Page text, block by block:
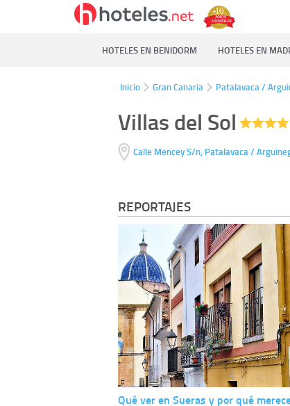
HOTELES EN BENIDORM HOTELES EN
Inicio Gran Canaria Patalavaca /
Villas del Sol
Calle Mencey S/n, Patalavaca /
REPORTAJES
Qué ver en Sueras y por qué